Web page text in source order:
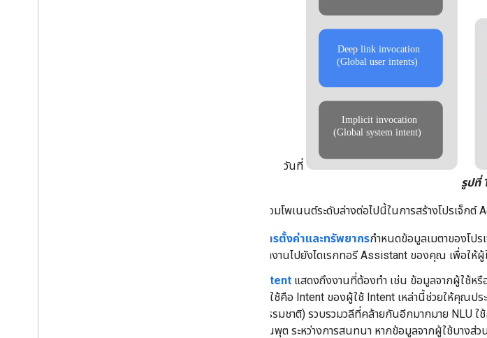
วันที่
รูปที่
คุณใช้คอมโพเนนต์ระดับล่างต่อไปนี้ในการสร้างโปรเจ็กต์
การตั้งค่าและทรัพยากรกำหนดข้อมูลเมตาของโป
ทำงานไปยังไดเรกทอรี Assistant ของคุณ เพื่อให้
Intent แสดงถึงงานที่ต้องทำ เช่น ข้อมูลจากผู้ใช้ห
จะใช้คือ Intent ของผู้ใช้ Intent เหล่านี้ช่วยให้คุณป
ธรรมชาติ) รวบรวมวลีที่คล้ายกันอีกมากมาย NLU
อินพุต ระหว่างการสนทนา หากข้อมูลจากผู้ใช้บาง